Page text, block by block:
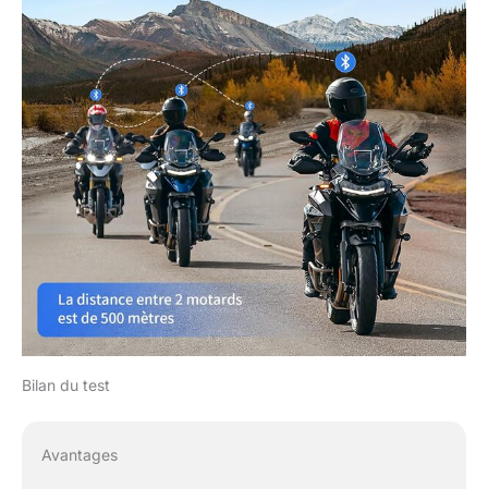
Bilan du test
Avantages